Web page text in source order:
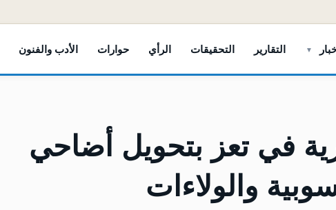
التقارير التحقيقات الرأي حوارات الأدب والفنون
في تعز بتحويل أضاحي
والولاءات